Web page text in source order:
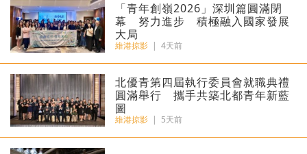
「青年創嶺2026」深圳篇圓滿閉
幕 努力進步 積極融入國家發展
大局
維港掠影 | 4天前
北優青第四屆執行委員會就職典禮
圓滿舉行 攜手共築北都青年新藍
圖
維港掠影 | 5天前